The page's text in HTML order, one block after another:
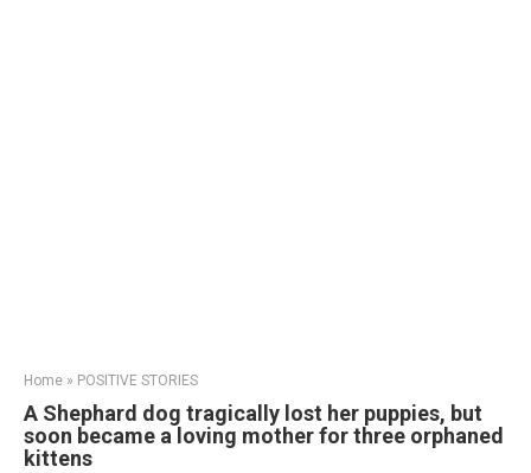
Home » POSITIVE STORIES
A Shephard dog tragically lost her puppies, but
soon became a loving mother for three orphaned
kittens